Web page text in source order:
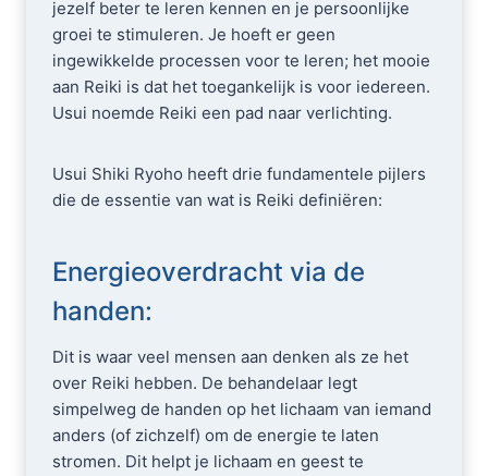
jezelf beter te leren kennen en je persoonlijke
groei te stimuleren. Je hoeft er geen
ingewikkelde processen voor te leren; het mooie
aan Reiki is dat het toegankelijk is voor iedereen.
Usui noemde Reiki een pad naar verlichting.
Usui Shiki Ryoho heeft drie fundamentele pijlers
die de essentie van wat is Reiki definiëren:
Energieoverdracht via de
handen:
Dit is waar veel mensen aan denken als ze het
over Reiki hebben. De behandelaar legt
simpelweg de handen op het lichaam van iemand
anders (of zichzelf) om de energie te laten
stromen. Dit helpt je lichaam en geest te